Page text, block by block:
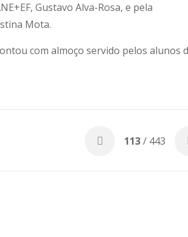
Gustavo Alva-Rosa, e pela
Mota.
com almoço servido pelos alunos
113/ 443